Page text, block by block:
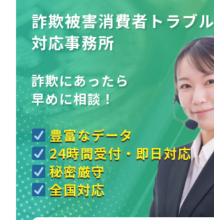
詐欺被害消費者トラブル
対応事務所
詐欺にあったら
早めに相談！
豊富なデータ
24時間受付・即日対応
秘密厳守
全国対応